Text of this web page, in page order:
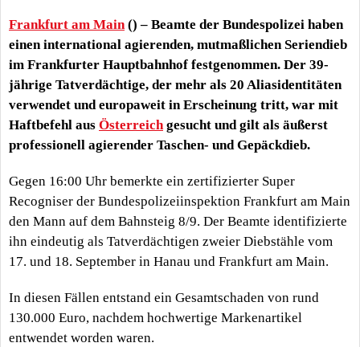
Frankfurt am Main () – Beamte der Bundespolizei haben
einen international agierenden, mutmaßlichen Seriendieb
im Frankfurter Hauptbahnhof festgenommen. Der 39-
jährige Tatverdächtige, der mehr als 20 Aliasidentitäten
verwendet und europaweit in Erscheinung tritt, war mit
Haftbefehl aus Österreich gesucht und gilt als äußerst
professionell agierender Taschen- und Gepäckdieb.
Gegen 16:00 Uhr bemerkte ein zertifizierter Super
Recogniser der Bundespolizeiinspektion Frankfurt am Main
den Mann auf dem Bahnsteig 8/9. Der Beamte identifizierte
ihn eindeutig als Tatverdächtigen zweier Diebstähle vom
17. und 18. September in Hanau und Frankfurt am Main.
In diesen Fällen entstand ein Gesamtschaden von rund
130.000 Euro, nachdem hochwertige Markenartikel
entwendet worden waren.